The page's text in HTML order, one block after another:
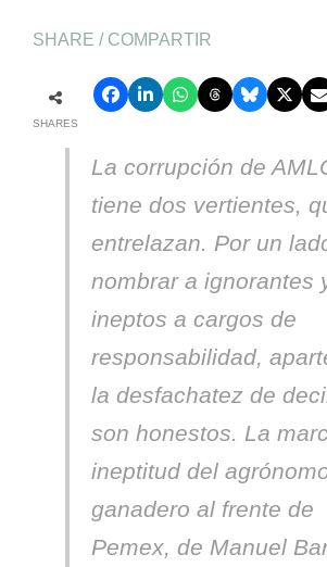
SHARE / COMPARTIR
SHARES
La corrupción de
tiene dos vertientes,
entrelazan. Por un
nombrar a ignorantes
ineptos a cargos de
responsabilidad,
la desfachatez de
son honestos. La
ineptitud del
ganadero al frente de
Pemex, de Manuel